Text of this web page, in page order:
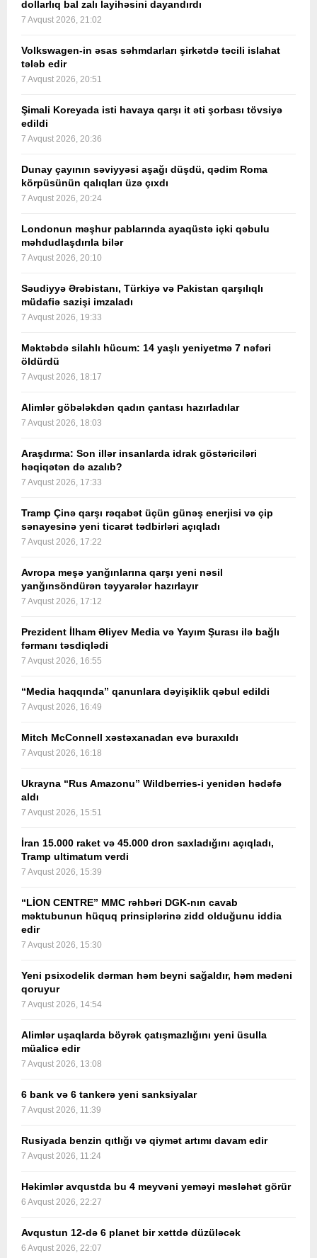
dollarlıq bal zalı layihəsini dayandırdı
7 Avqust 2026, 21:02
Volkswagen-in əsas səhmdarları şirkətdə təcili islahat
tələb edir
7 Avqust 2026, 20:51
Şimali Koreyada isti havaya qarşı it əti şorbası tövsiyə
edildi
7 Avqust 2026, 20:36
Dunay çayının səviyyəsi aşağı düşdü, qədim Roma
körpüsünün qalıqları üzə çıxdı
7 Avqust 2026, 20:24
Londonun məşhur pablarında ayaqüstə içki qəbulu
məhdudlaşdırıla bilər
7 Avqust 2026, 20:10
Səudiyyə Ərəbistanı, Türkiyə və Pakistan qarşılıqlı
müdafiə sazişi imzaladı
7 Avqust 2026, 19:33
Məktəbdə silahlı hücum: 14 yaşlı yeniyetmə 7 nəfəri
öldürdü
7 Avqust 2026, 18:17
Alimlər göbələkdən qadın çantası hazırladılar
7 Avqust 2026, 18:03
Araşdırma: Son illər insanlarda idrak göstəriciləri
həqiqətən də azalıb?
7 Avqust 2026, 17:33
Tramp Çinə qarşı rəqabət üçün günəş enerjisi və çip
sənayesinə yeni ticarət tədbirləri açıqladı
7 Avqust 2026, 17:22
Avropa meşə yanğınlarına qarşı yeni nəsil
yanğınsöndürən təyyarələr hazırlayır
7 Avqust 2026, 17:12
Prezident İlham Əliyev Media və Yayım Şurası ilə bağlı
fərmanı təsdiqlədi
7 Avqust 2026, 16:55
“Media haqqında” qanunlara dəyişiklik qəbul edildi
7 Avqust 2026, 16:49
Mitch McConnell xəstəxanadan evə buraxıldı
7 Avqust 2026, 16:18
Ukrayna “Rus Amazonu” Wildberries-i yenidən hədəfə
aldı
7 Avqust 2026, 15:51
İran 15.000 raket və 45.000 dron saxladığını açıqladı,
Tramp ultimatum verdi
7 Avqust 2026, 15:39
“LİON CENTRE” MMC rəhbəri DGK-nın cavab
məktubunun hüquq prinsiplərinə zidd olduğunu iddia
edir
7 Avqust 2026, 15:30
Yeni psixodelik dərman həm beyni sağaldır, həm mədəni
qoruyur
7 Avqust 2026, 14:54
Alimlər uşaqlarda böyrək çatışmazlığını yeni üsulla
müalicə edir
7 Avqust 2026, 13:08
6 bank və 6 tankerə yeni sanksiyalar
7 Avqust 2026, 11:39
Rusiyada benzin qıtlığı və qiymət artımı davam edir
7 Avqust 2026, 11:24
Həkimlər avqustda bu 4 meyvəni yeməyi məsləhət görür
6 Avqust 2026, 22:27
Avqustun 12-də 6 planet bir xəttdə düzüləcək
6 Avqust 2026, 22:07